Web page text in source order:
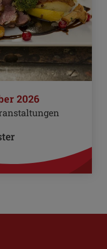
2026